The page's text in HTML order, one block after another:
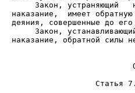
Закон, устраняющий
наказание,  имеет
Закон,
наказание, обратной силы
Статья